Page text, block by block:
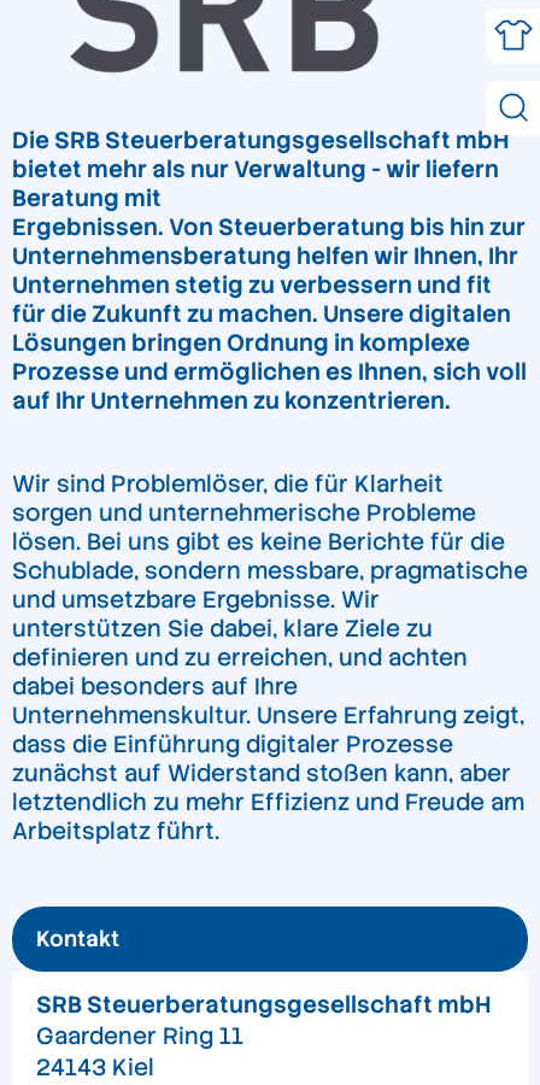
Die SRB Steuerberatungsgesellschaft mbH
bietet mehr als nur Verwaltung - wir liefern
Beratung mit
Ergebnissen. Von Steuerberatung bis hin zur
Unternehmensberatung helfen wir Ihnen, Ihr
Unternehmen stetig zu verbessern und fit
für die Zukunft zu machen. Unsere digitalen
Lösungen bringen Ordnung in komplexe
Prozesse und ermöglichen es Ihnen, sich voll
auf Ihr Unternehmen zu konzentrieren.
Wir sind Problemlöser, die für Klarheit
sorgen und unternehmerische Probleme
lösen. Bei uns gibt es keine Berichte für die
Schublade, sondern messbare, pragmatische
und umsetzbare Ergebnisse. Wir
unterstützen Sie dabei, klare Ziele zu
definieren und zu erreichen, und achten
dabei besonders auf Ihre
Unternehmenskultur. Unsere Erfahrung zeigt,
dass die Einführung digitaler Prozesse
zunächst auf Widerstand stoßen kann, aber
letztendlich zu mehr Effizienz und Freude am
Arbeitsplatz führt.
Kontakt
SRB Steuerberatungsgesellschaft mbH
Gaardener Ring 11
24143 Kiel